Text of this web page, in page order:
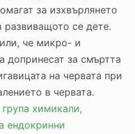
за изхвърлянето
развиващото се дете.
че микро- и
допринесат за смъртта
на червата при
в червата.
химикали,
ендокринни